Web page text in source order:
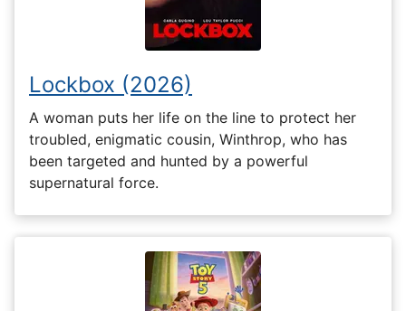
Lockbox (2026)
A woman puts her life on the line to protect her
troubled, enigmatic cousin, Winthrop, who has
been targeted and hunted by a powerful
supernatural force.